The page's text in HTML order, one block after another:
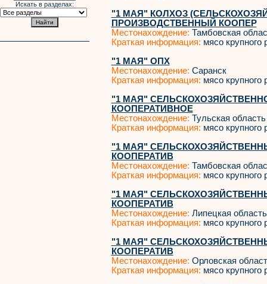
Искать в разделах:
"1 МАЯ" КОЛХОЗ
ПРОИЗВОДСТВЕННЫЙ КООПЕР
Местонахождение: Тамбовская
Краткая информация: мясо крупного
"1 МАЯ" ОПХ
Местонахождение: Саранск
Краткая информация: мясо крупного
"1 МАЯ"
КООПЕРАТИВНОЕ
Местонахождение: Тульская область
Краткая информация: мясо крупного
"1 МАЯ"
КООПЕРАТИВ
Местонахождение: Тамбовская
Краткая информация: мясо крупного
"1 МАЯ"
КООПЕРАТИВ
Местонахождение: Липецкая область
Краткая информация: мясо крупного
"1 МАЯ"
КООПЕРАТИВ
Местонахождение: Орловская
Краткая информация: мясо крупного